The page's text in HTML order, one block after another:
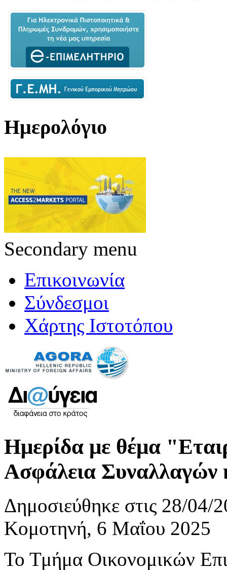
Ημερολόγιο
Secondary menu
Επικοινωνία
Σύνδεσμοι
Χάρτης Ιστοτόπου
Ημερίδα με θέμα
Ασφάλεια Συναλλαγών
Δημοσιεύθηκε στις 28/04/
Κομοτηνή, 6 Μαΐου 2025
Το Τμήμα Οικονομικών